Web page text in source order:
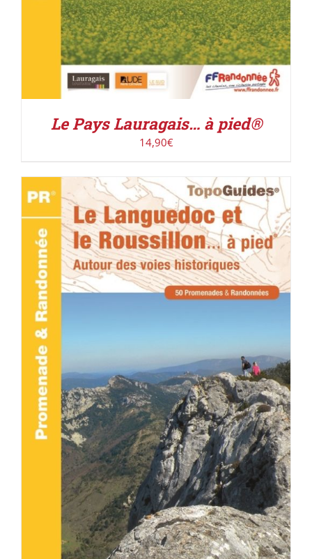
Le Pays Lauragais… à pied®
14,90€
ACHETER LE PRODUIT / DÉTAILS